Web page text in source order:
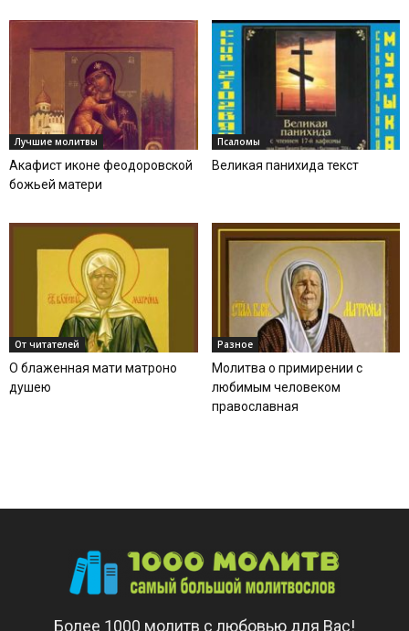
Лучшие молитвы
Акафист иконе феодоровской
божьей матери
Псаломы
Великая панихида текст
От читателей
О блаженная мати матроно
душею
Разное
Молитва о примирении с
любимым человеком
православная
Более 1000 молитв с любовью для Вас!